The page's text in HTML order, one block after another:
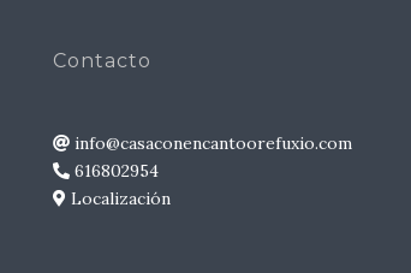
Contacto
info@casaconencantoorefuxio.com
616802954
Localización